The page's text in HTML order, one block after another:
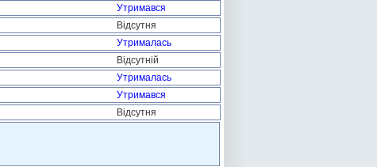
Утримався
Відсутня
Утрималась
Відсутній
Утрималась
Утримався
Відсутня